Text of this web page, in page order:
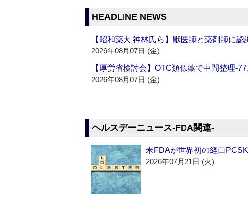
HEADLINE NEWS
【昭和薬大 神林氏ら】獣医師と薬剤師に
2026年08月07日 (金)
【厚労省検討会】OTC類似薬で中間整理
2026年08月07日 (金)
ヘルスデーニュース‐FDA関連‐
米FDAが世界初の経口
2026年07月21日 (火)